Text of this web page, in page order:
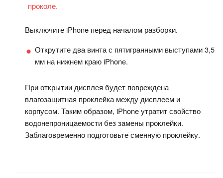
проколе.
Выключите iPhone перед началом разборки.
Открутите два винта с пятигранными выступами 3,5
мм на нижнем краю iPhone.
При открытии дисплея будет повреждена
влагозащитная проклейка между дисплеем и
корпусом. Таким образом, iPhone утратит свойство
водонепроницаемости без замены проклейки.
Заблаговременно подготовьте сменную проклейку.